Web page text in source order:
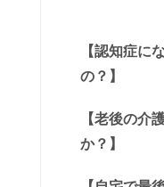
【認知症に
の？】
【老後の介
か？】